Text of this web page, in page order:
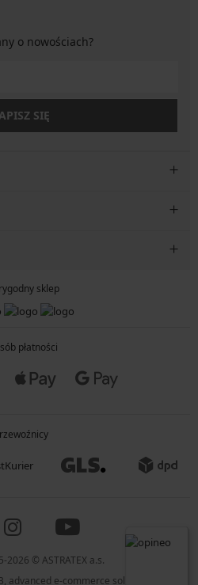
o nowościach?
SIĘ
sklep
płatności
2026 © ASTRATEX a.s.
advanced e-commerce solutions